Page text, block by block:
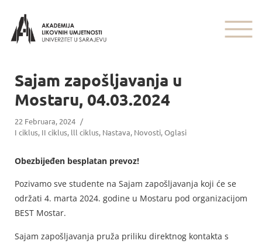
Sajam zapošljavanja u
Mostaru, 04.03.2024
22 Februara, 2024 /
I ciklus, II ciklus, lll ciklus, Nastava, Novosti,Oglasi
Obezbijeđen besplatan prevoz!
Pozivamo sve studente na Sajam zapošljavanja koji će se
održati 4. marta 2024. godine u Mostaru pod organizacijom
BEST Mostar.
Sajam zapošljavanja pruža priliku direktnog kontakta s